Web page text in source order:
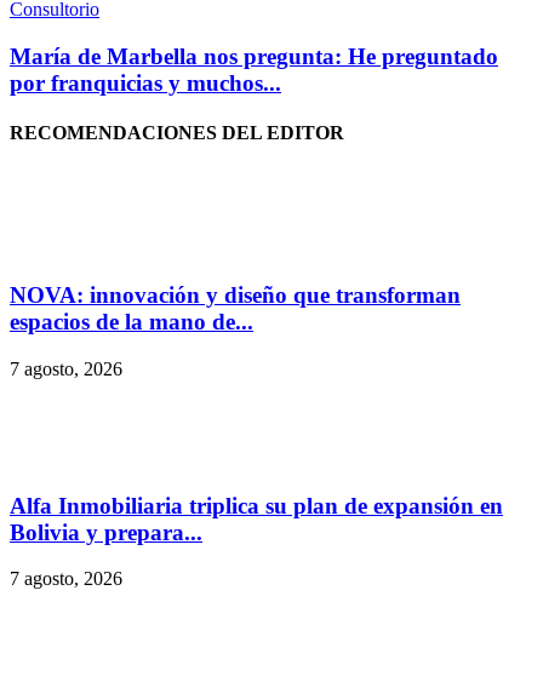
Consultorio
María de Marbella nos pregunta: He preguntado
por franquicias y muchos...
RECOMENDACIONES DEL EDITOR
NOVA: innovación y diseño que transforman
espacios de la mano de...
7 agosto, 2026
Alfa Inmobiliaria triplica su plan de expansión en
Bolivia y prepara...
7 agosto, 2026